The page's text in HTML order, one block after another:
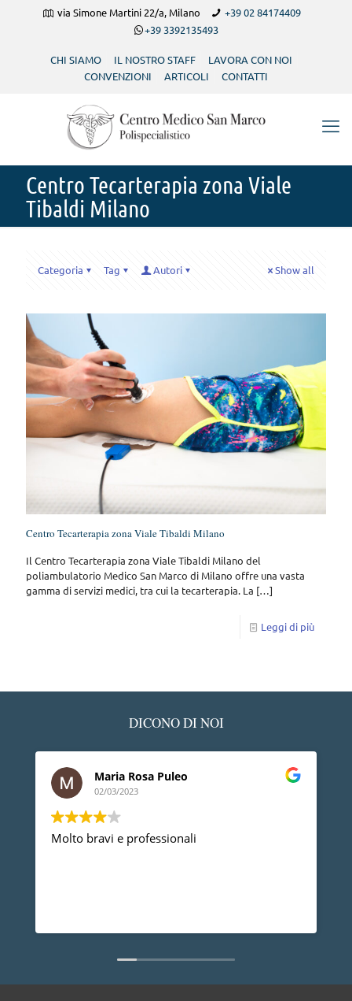
via Simone Martini 22/a, Milano
+39 02 84174409
+39 3392135493
CHI SIAMO IL NOSTRO STAFF
LAVORA CON NOI
CONVENZIONI
ARTICOLI CONTATTI
Centro Tecarterapia zona Viale
Tibaldi Milano
Categoria Tag Autori Show all
Centro Tecarterapia zona Viale Tibaldi Milano
Il Centro Tecarterapia zona Viale Tibaldi Milano del
poliambulatorio Medico San Marco di Milano offre una vasta
gamma di servizi medici, tra cui la tecarterapia. La […]
Leggi di più
DICONO DI NOI
Maria Rosa Puleo
02/03/2023
Molto bravi e professionali